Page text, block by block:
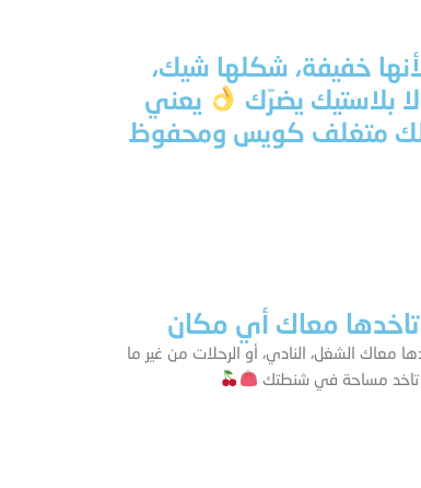
خفيفة، شكلها شيك،
بلاستيك يضرّك
يعني
متغلف كويس ومحفوظ
تاخدها معاك أي مكان
معاك الشغل، النادي، أو الرحلات من غير ما
تاخد مساحة في شنطتك